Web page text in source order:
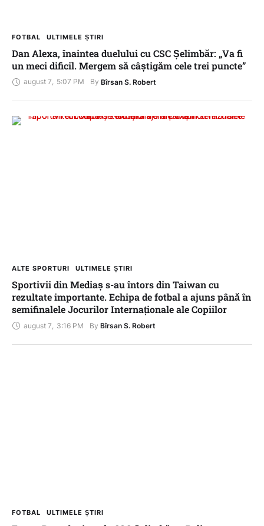
FOTBAL ULTIMELE ȘTIRI
Dan Alexa, înaintea duelului cu CSC Șelimbăr: „Va fi
un meci dificil. Mergem să câștigăm cele trei puncte”
august 7, 5:07 PM By Bîrsan S. Robert
ALTE SPORTURI ULTIMELE ȘTIRI
Sportivii din Mediaș s-au întors din Taiwan cu
rezultate importante. Echipa de fotbal a ajuns până în
semifinalele Jocurilor Internaționale ale Copiilor
august 7 3:16 PM By Bîrsan S. Robert
FOTBAL ULTIMELE ȘTIRI